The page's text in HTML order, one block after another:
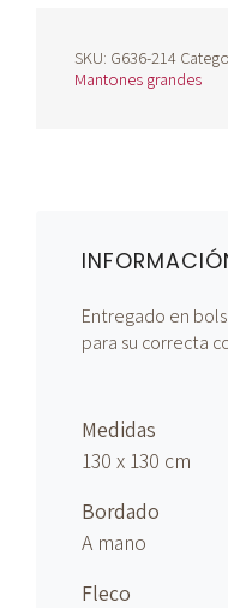
SKU: G636-214
Mantones grandes
Entregado en
para su correcta
Medidas
130 x 130 cm
Bordado
A mano
Fleco